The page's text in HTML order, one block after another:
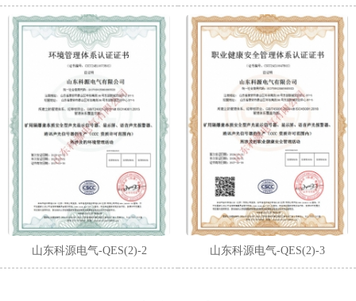
山东科源电气-QES(2)-2 山东科源电气-QES(2)-3